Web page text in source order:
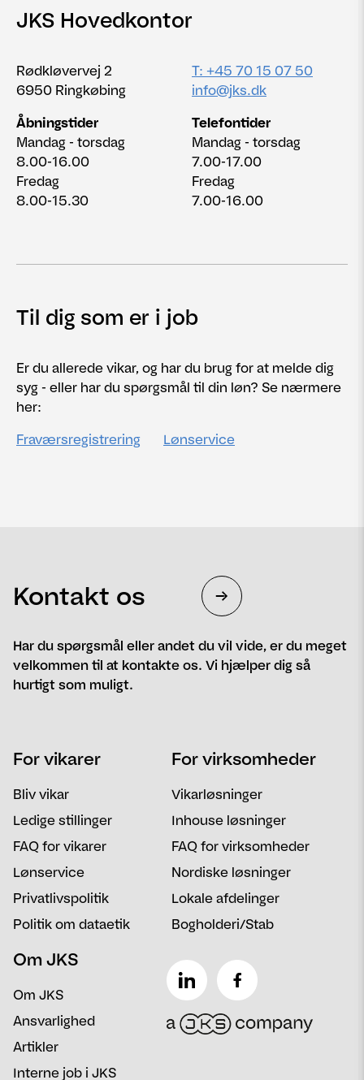
JKS Hovedkontor
Rødkløvervej 2
6950 Ringkøbing
Åbningstider
Mandag - torsdag
8.00-16.00
Fredag
8.00-15.30
T: +45 70 15 07 50
info@jks.dk
Telefontider
Mandag - torsdag
7.00-17.00
Fredag
7.00-16.00
Til dig som er i job
Er du allerede vikar, og har du brug for at melde dig
syg - eller har du spørgsmål til din løn? Se nærmere
her:
Fraværsregistrering
Lønservice
Kontakt os
Har du spørgsmål eller andet du vil vide, er du meget
velkommen til at kontakte os. Vi hjælper dig så
hurtigt som muligt.
Email Postnummer
For vikarer
Bliv vikar
Ledige stillinger
FAQ for vikarer
Lønservice
Privatlivspolitik
Politik om dataetik
For virksomheder
Vikarløsninger
Inhouse løsninger
FAQ for virksomheder
Nordiske løsninger
Lokale afdelinger
Bogholderi/Stab
Om JKS
Om JKS
Ansvarlighed
Artikler
Interne job i JKS